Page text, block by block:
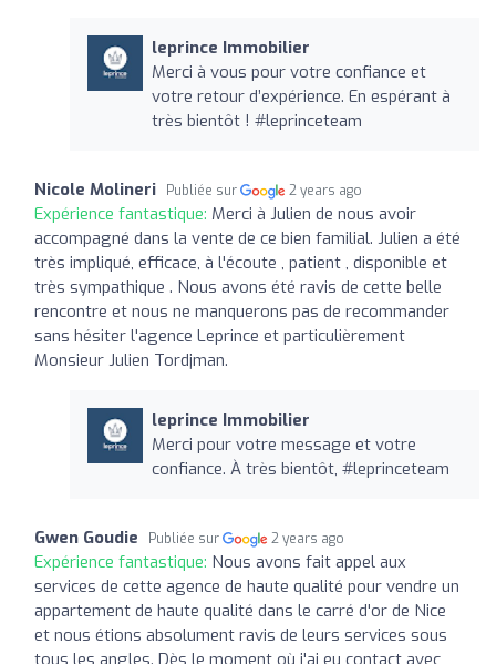
leprince Immobilier
Merci à vous pour votre confiance et
votre retour d’expérience. En espérant à
très bientôt ! #leprinceteam
Nicole Molineri Publiée sur 2 years ago
Expérience fantastique: Merci à Julien de nous avoir
accompagné dans la vente de ce bien familial. Julien a été
très impliqué, efficace, à l'écoute , patient , disponible et
très sympathique . Nous avons été ravis de cette belle
rencontre et nous ne manquerons pas de recommander
sans hésiter l'agence Leprince et particulièrement
Monsieur Julien Tordjman.
leprince Immobilier
Merci pour votre message et votre
confiance. À très bientôt, #leprinceteam
Gwen Goudie Publiée sur 2 years ago
Expérience fantastique: Nous avons fait appel aux
services de cette agence de haute qualité pour vendre un
appartement de haute qualité dans le carré d'or de Nice
et nous étions absolument ravis de leurs services sous
tous les angles. Dès le moment où j'ai eu contact avec